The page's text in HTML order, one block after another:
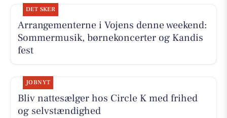
DET SKER
Arrangementerne i Vojens denne weekend:
Sommermusik, børnekoncerter og Kandis
fest
JOBNYT
Bliv nattesælger hos Circle K med frihed
og selvstændighed